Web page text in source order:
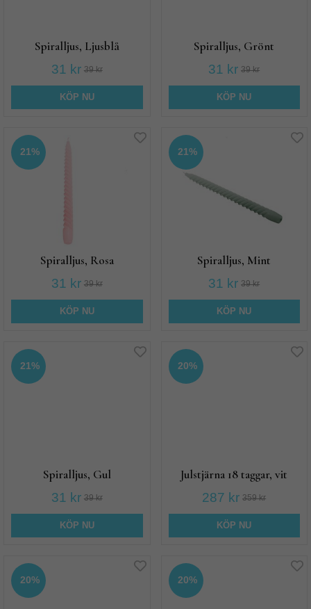
Spiralljus, Ljusblå
31 kr 39 kr
KÖP NU
Spiralljus, Grönt
31 kr 39 kr
KÖP NU
21%
Spiralljus, Rosa
31 kr 39 kr
KÖP NU
21%
Spiralljus, Mint
31 kr 39 kr
KÖP NU
21%
Spiralljus, Gul
31 kr 39 kr
KÖP NU
20%
Julstjärna 18 taggar, vit
287 kr 359 kr
KÖP NU
20% 20%